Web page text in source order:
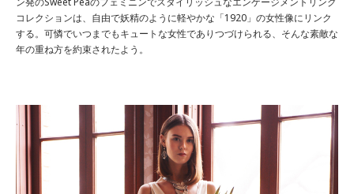
コレクションは、自由で妖精のように軽やかな「1920」の女性像にリンク
する。可憐でいつまでもキュートな女性でありつづけられる、そんな素敵な
年の重ね方を約束されたよう。